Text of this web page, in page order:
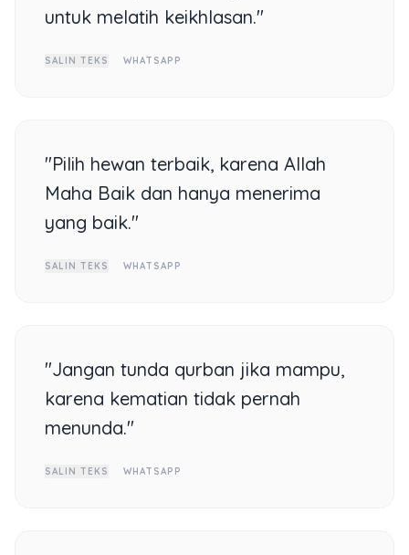
untuk melatih keikhlasan."
SALIN TEKS WHATSAPP
"Pilih hewan terbaik, karena Allah
Maha Baik dan hanya menerima
yang baik."
SALIN TEKS WHATSAPP
"Jangan tunda qurban jika mampu,
karena kematian tidak pernah
menunda."
SALIN TEKS WHATSAPP